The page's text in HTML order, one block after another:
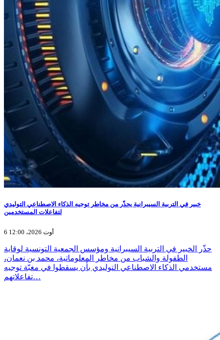
خبير في التربية السيبرانية يحذّر من مخاطر توجيه الذكاء الاصطناعي التوليدي
لتفاعلات المستخدمين
6 أوت 2026، 12:00
حذّر الخبير في التربية السيبرانية ومؤسس الجمعية التونسية لوقاية
الطفولة والشباب من مخاطر المعلوماتية، محمد بن نعمان،
مستخدمي الذكاء الاصطناعي التوليدي بأن يسقطوا في مغبّة توجيه
تفاعلاتهم…